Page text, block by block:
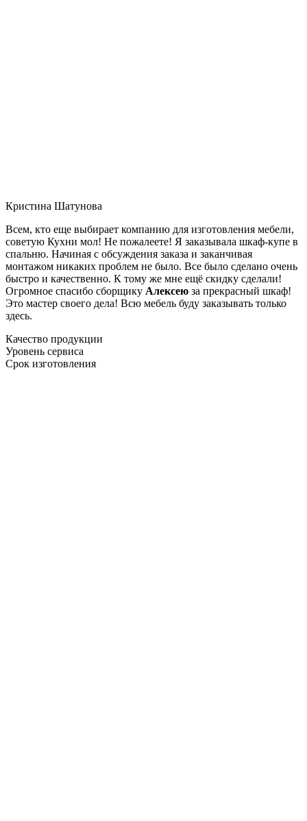
Кристина Шатунова
Всем, кто еще выбирает компанию для изготовления мебели,
советую Кухни мол! Не пожалеете! Я заказывала шкаф-купе в
спальню. Начиная с обсуждения заказа и заканчивая
монтажом никаких проблем не было. Все было сделано очень
быстро и качественно. К тому же мне ещё скидку сделали!
Огромное спасибо сборщику Алексею за прекрасный шкаф!
Это мастер своего дела! Всю мебель буду заказывать только
здесь.
Качество продукции
Уровень сервиса
Срок изготовления